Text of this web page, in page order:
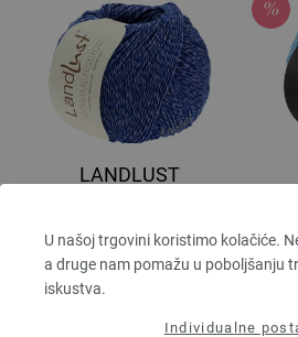
U našoj trgovini koristimo kolačiće.
a druge nam pomažu u poboljšanju
iskustva.
Individualne
LANDLUST
Dužina: otprilike 170 m / 50
g
Većina igle: 3,5 - 4